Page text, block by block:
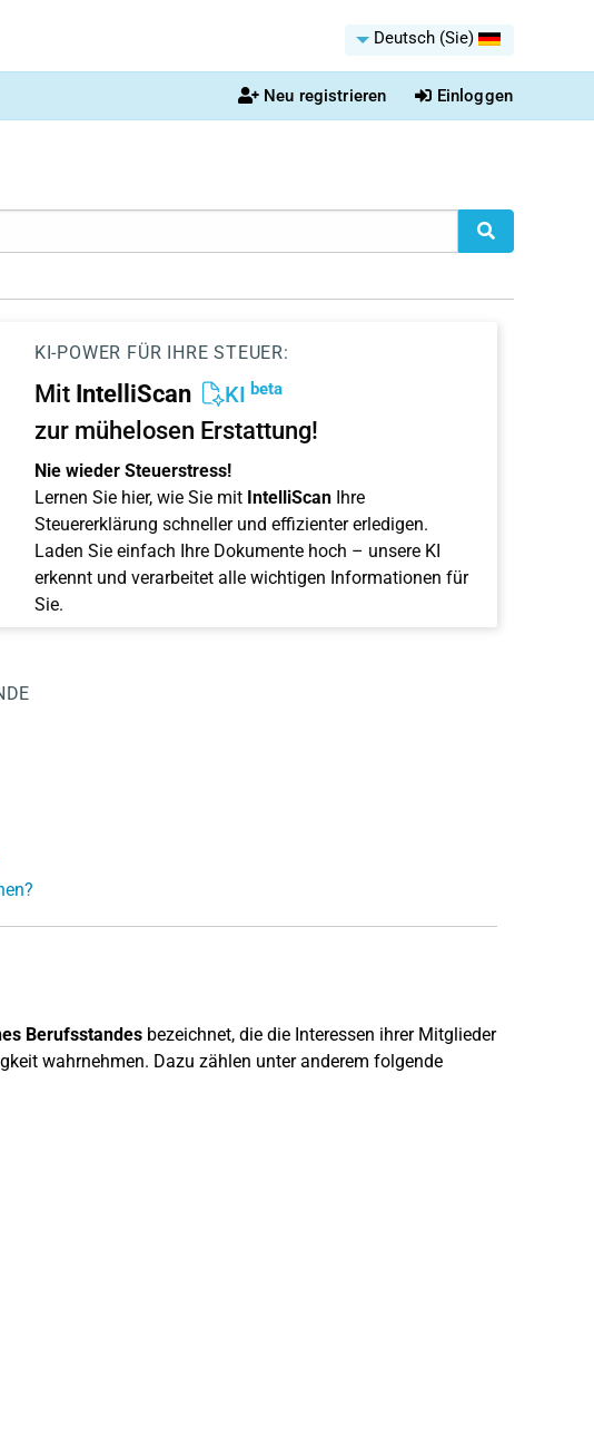
Deutsch (Sie)
Neu registrieren Einloggen
KI-POWER FÜR IHRE STEUER:
Mit IntelliScan KI beta
zur mühelosen Erstattung!
Nie wieder Steuerstress!
Lernen Sie hier, wie Sie mit IntelliScanIhre
Steuererklärung schneller und effizienter erledigen.
Laden Sie einfach Ihre Dokumente hoch – unsere KI
erkennt und verarbeitet alle wichtigen Informationen für
Sie.
Berufsstandesbezeichnet, die die Interessen ihrer Mitglieder
wahrnehmen. Dazu zählen unter anderem folgende